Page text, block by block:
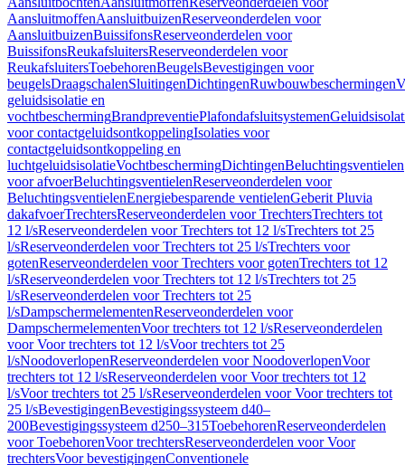
AansluitmoffenAansluitbuizenReserveonderdelen voor
AansluitbuizenBuissifonsReserveonderdelen voor
BuissifonsReukafsluitersReserveonderdelen voor
ReukafsluitersToebehorenBeugelsBevestigingen voor
beugelsDraagschalenSluitingenDichtingenRuwbouwbeschermingen
geluidsisolatie en
vochtbeschermingBrandpreventiePlafondafsluitsystemen
voor contactgeluidsontkoppelingIsolaties voor
contactgeluidsontkoppeling en
luchtgeluidsisolatieVochtbeschermingDichtingenBeluchtingsventielen
voor afvoerBeluchtingsventielenReserveonderdelen voor
BeluchtingsventielenEnergiebesparende ventielenGeberit Pluvia
dakafvoerTrechtersReserveonderdelen voor TrechtersTrechters tot
12 l/sReserveonderdelen voor Trechters tot 12 l/sTrechters tot 25
l/sReserveonderdelen voor Trechters tot 25 l/sTrechters voor
gotenReserveonderdelen voor Trechters voor gotenTrechters tot 12
l/sReserveonderdelen voor Trechters tot 12 l/sTrechters tot 25
l/sReserveonderdelen voor Trechters tot 25
l/sDampschermelementenReserveonderdelen voor
DampschermelementenVoor trechters tot 12 l/sReserveonderdelen
voor Voor trechters tot 12 l/sVoor trechters tot 25
l/sNoodoverlopenReserveonderdelen voor NoodoverlopenVoor
trechters tot 12 l/sReserveonderdelen voor Voor trechters tot 12
l/sVoor trechters tot 25 l/sReserveonderdelen voor Voor trechters tot
25 l/sBevestigingenBevestigingssysteem d40–
200Bevestigingssysteem d250–315ToebehorenReserveonderdelen
voor ToebehorenVoor trechtersReserveonderdelen voor Voor
trechtersVoor bevestigingenConventionele